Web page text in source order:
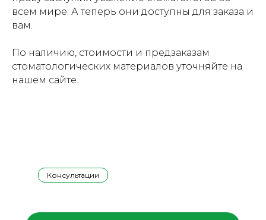
всем мире. А теперь они доступны для заказа и
вам.
По наличию, стоимости и предзаказам
стоматологических материалов уточняйте на
нашем сайте.
Консультации